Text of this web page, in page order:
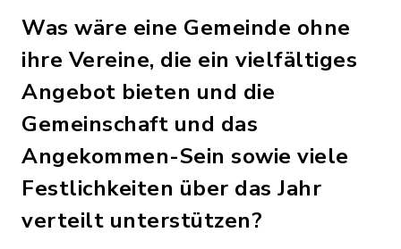
Was wäre eine Gemeinde ohne
ihre Vereine, die ein vielfältiges
Angebot bieten und die
Gemeinschaft und das
Angekommen-Sein sowie viele
Festlichkeiten über das Jahr
verteilt unterstützen?